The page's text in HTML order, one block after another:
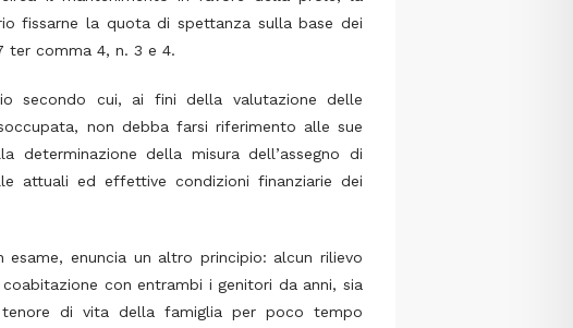
fissarne la quota di spettanza sulla base dei
ter comma 4, n. 3 e 4.
secondo cui, ai fini della valutazione delle
non debba farsi riferimento alle sue
della misura dell’assegno di
attuali ed effettive condizioni finanziarie dei
enuncia un altro principio: alcun rilievo
con entrambi i genitori da anni, sia
di vita della famiglia per poco tempo